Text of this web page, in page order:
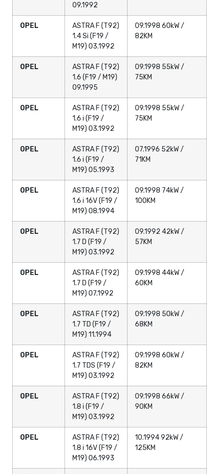
09.1992
OPEL
ASTRA F (T92)
1.4 Si (F19 /
M19) 03.1992
09.1998 60kW /
82KM
OPEL
ASTRA F (T92)
1.6 (F19 / M19)
09.1995
09.1998 55kW /
75KM
OPEL
ASTRA F (T92)
1.6 i (F19 /
M19) 03.1992
09.1998 55kW /
75KM
OPEL
ASTRA F (T92)
1.6 i (F19 /
M19) 05.1993
07.1996 52kW /
71KM
OPEL
ASTRA F (T92)
1.6 i 16V (F19 /
M19) 08.1994
09.1998 74kW /
100KM
OPEL
ASTRA F (T92)
1.7 D (F19 /
M19) 03.1992
09.1992 42kW /
57KM
OPEL
ASTRA F (T92)
1.7 D (F19 /
M19) 07.1992
09.1998 44kW /
60KM
OPEL
ASTRA F (T92)
1.7 TD (F19 /
M19) 11.1994
09.1998 50kW /
68KM
OPEL
ASTRA F (T92)
1.7 TDS (F19 /
M19) 03.1992
09.1998 60kW /
82KM
OPEL
ASTRA F (T92)
1.8 i (F19 /
M19) 03.1992
09.1998 66kW /
90KM
OPEL
ASTRA F (T92)
1.8 i 16V (F19 /
M19) 06.1993
10.1994 92kW /
125KM